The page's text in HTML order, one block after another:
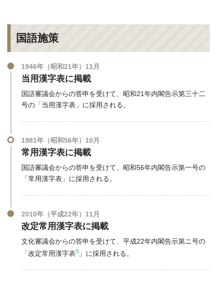
国語施策
1946年（昭和21年）11月
当用漢字表に掲載
国語審議会からの答申を受けて、昭和21年内閣告示第三十二
号の「当用漢字表」に採用される。
1981年（昭和56年）10月
常用漢字表に掲載
国語審議会からの答申を受けて、昭和56年内閣告示第一号の
「常用漢字表」に採用される。
2010年（平成22年）11月
改定常用漢字表に掲載
文化審議会からの答申を受けて、平成22年内閣告示第ニ号の
「改定常用漢字表9 」に採用される。